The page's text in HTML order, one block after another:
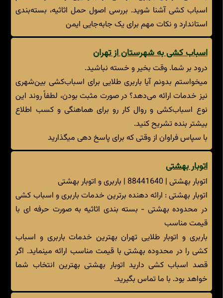
اسباب کشی آشنا شوید. بررسی اصول حمل اثاثیه، بسته‌بندی
استاندارد و نکات مهم برای یک جابه‌جایی ایمن
اسباب کشی به شهرستان از تهران
درود بر شما. وقت بخیر و خسته نباشید.
میخواستم بدونم آیا باربری طلایی برای اسباب‌کشی بین‌شهری
نیز خدمات ارائه می‌دهد؟ در صورت مثبت بودن، لطفاً روند این
نوع اسباب‌کشی و روال کار رو برای هماهنگی و کسب اطلاع
بیشتر بنده تشریح کنید.
با سپاس فراوان از وقتی که برای پاسخ دهی میگذارید
اتوبار بهشتی
اتوبار بهشتی | 88441640 | باربری و اتوبار بهشتی
اتوبار بهشتی : ارائه دهنده برترین خدمات باربری و اسباب کشی
در محدوده بهشتی - بسته بندی اثاثیه به صورت حرفه ای با
قیمت مناسب
باربری و اتوبار طلایی تهران بهترین خدمات باربری و اسباب
کشی را در محدوده بهشتی با قیمت مناسب ارائه مینماید. اگر
قصد اسباب کشی دارید اتوبار بهشتی بهترین انتخاب شما
خواهد بود. با ما تماس بگیرید.